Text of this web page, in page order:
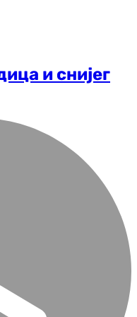
и снијег